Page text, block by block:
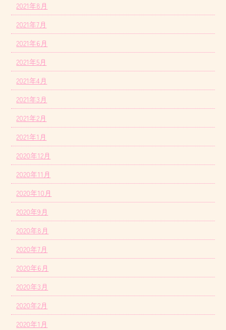
2021年8月
2021年7月
2021年6月
2021年5月
2021年4月
2021年3月
2021年2月
2021年1月
2020年12月
2020年11月
2020年10月
2020年9月
2020年8月
2020年7月
2020年6月
2020年3月
2020年2月
2020年1月